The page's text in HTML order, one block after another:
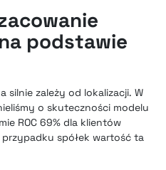
podstawie
silnie zależy od lokalizacji. W
o skuteczności modelu
ROC 69% dla klientów
spółek wartość ta